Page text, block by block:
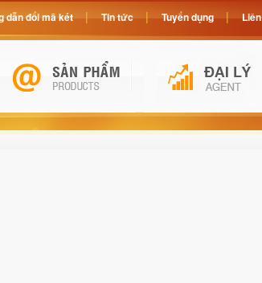
dẫn đổi mã két Tin tức Tuyển dụng